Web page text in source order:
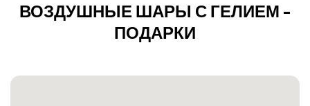
ВОЗДУШНЫЕ ШАРЫ С ГЕЛИЕМ -
ПОДАРКИ